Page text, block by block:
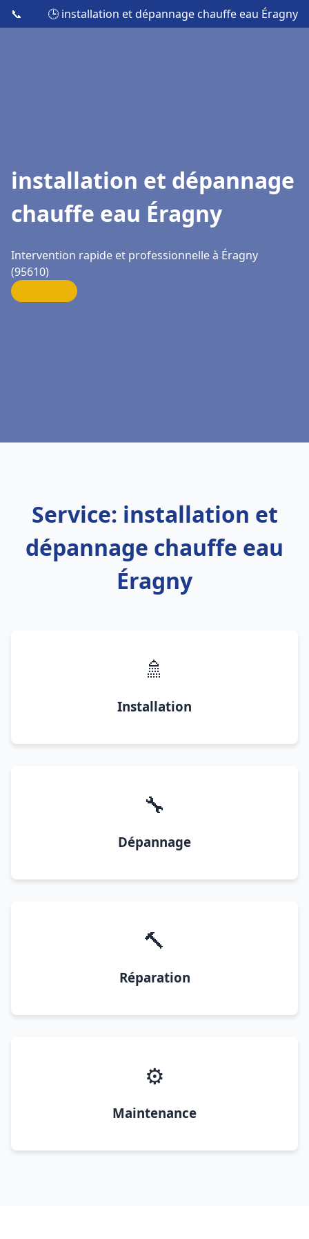
📞 🕒 installation et dépannage chauffe eau Éragny
installation et dépannage
chauffe eau Éragny
Intervention rapide et professionnelle à Éragny
(95610)
Service: installation et
dépannage chauffe eau
Éragny
🚿
Installation
🔧
Dépannage
🔨
Réparation
⚙️
Maintenance